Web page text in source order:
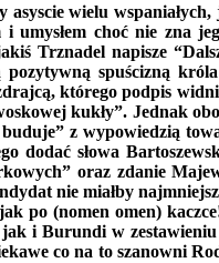
wielu
choć nie zna
Trznadel napisze
spuścizną
którego podpis
kukły”. Jednak
z wypowiedzią
słowa
oraz zdanie
nie miałby
po (nomen omen)
i Burundi w
co na to szanowni